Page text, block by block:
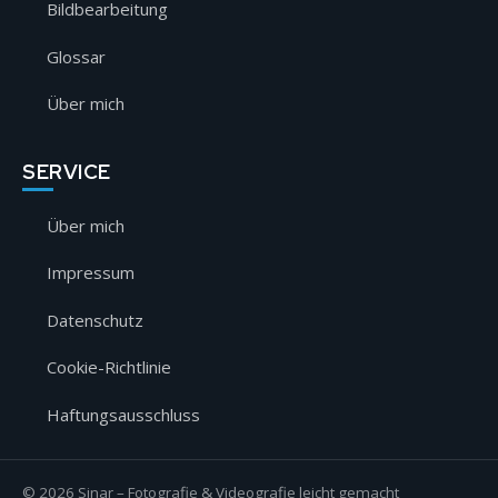
Bildbearbeitung
Glossar
Über mich
SERVICE
Über mich
Impressum
Datenschutz
Cookie-Richtlinie
Haftungsausschluss
© 2026 Sinar – Fotografie & Videografie leicht gemacht